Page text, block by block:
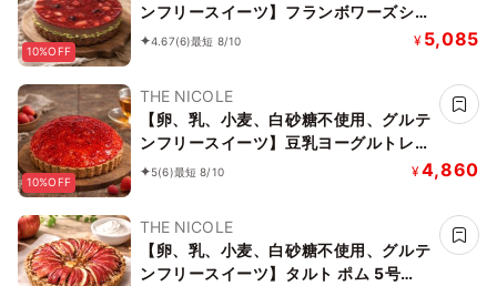
10%OFF
ンフリースイーツ】フランボワーズショ
コラ 京豆腐仕込み】 5号 15cm ～京豆
《アレルギー配慮》
4.67(6)最短 8/10 ¥ 5,085
10%OFF
THE NICOLE
【卵、乳、小麦、白砂糖不使用、グルテ
ンフリースイーツ】豆乳ヨーグルトレア
チーズケーキ 5号 15cm ～豆乳ヨーグル
キ》《無添加》《アレルギー配慮》
5(6)最短 8/10 ¥4,860
THE NICOLE
【卵、乳、小麦、白砂糖不使用、グルテ
ンフリースイーツ】タルト ポム 5号